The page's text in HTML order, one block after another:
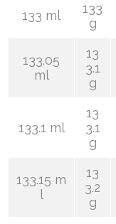
133 ml
133
g
133.05
ml
13
3.1
g
133.1 ml
13
3.1
g
133.15 m
l
13
3.2
g